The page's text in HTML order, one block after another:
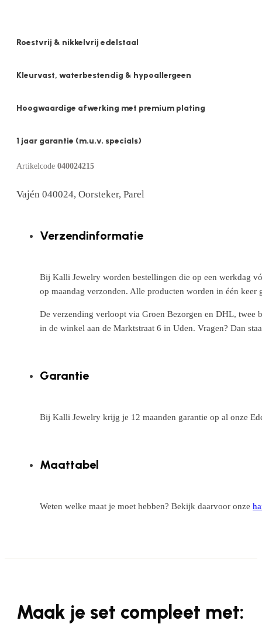
Roestvrij & nikkelvrij edelstaal
Kleurvast, waterbestendig & hypoallergeen
Hoogwaardige afwerking met premium plating
1 jaar garantie (m.u.v. specials)
Artikelcode 040024215
Vajén 040024, Oorsteker, Parel
Verzendinformatie
Bij Kalli Jewelry worden bestellingen die op een werkdag
op maandag verzonden. Alle producten worden in één
De verzending verloopt via Groen Bezorgen en DHL, twee
in de winkel aan de Marktstraat 6 in Uden. Vragen? Dan
Garantie
Bij Kalli Jewelry krijg je 12 maanden garantie op al onze
Maattabel
Weten welke maat je moet hebben? Bekijk daarvoor onze
Maak je set compleet met: